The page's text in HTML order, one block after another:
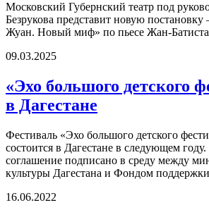
Московский Губернский театр под
Безрукова представит новую
Жуан. Новый миф» по пьесе Жан-
09.03.2025
«Эхо большого детского
в Дагестане
Фестиваль «Эхо большого детского
состоится в Дагестане в следующем
соглашение подписано в среду между
культуры Дагестана и Фондом поддержки
16.06.2022